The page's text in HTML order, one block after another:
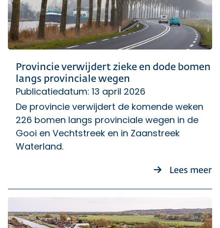
Provincie verwijdert zieke en dode bomen
langs provinciale wegen
Publicatiedatum: 13 april 2026
De provincie verwijdert de komende weken
226 bomen langs provinciale wegen in de
Gooi en Vechtstreek en in Zaanstreek
Waterland.
Lees meer